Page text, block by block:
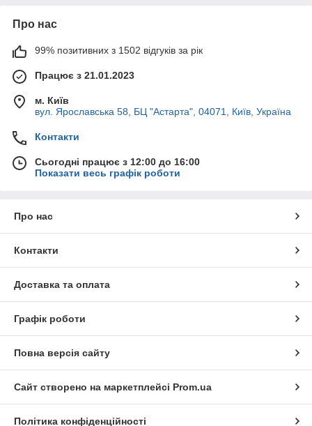
Про нас
99% позитивних з 1502 відгуків за рік
Працює з 21.01.2023
м. Київ
вул. Ярославська 58, БЦ "Астарта", 04071, Київ, Україна
Контакти
Сьогодні працює з 12:00 до 16:00
Показати весь графік роботи
Про нас
Контакти
Доставка та оплата
Графік роботи
Повна версія сайту
Сайт створено на маркетплейсі Prom.ua
Політика конфіденційності